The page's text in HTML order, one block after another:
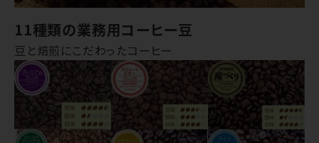
11種類の業務用コーヒー豆
豆と焙煎にこだわったコーヒー